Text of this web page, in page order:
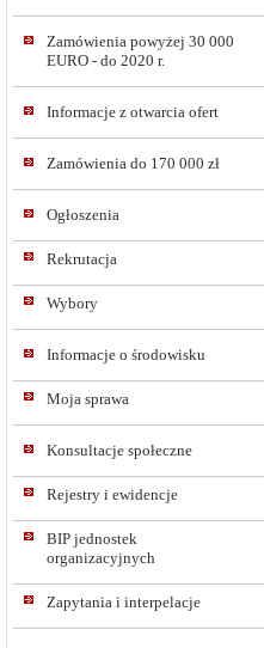
Zamówienia powyżej 30 000
EURO - do 2020 r.
Informacje z otwarcia ofert
Zamówienia do 170 000 zł
Ogłoszenia
Rekrutacja
Wybory
Informacje o środowisku
Moja sprawa
Konsultacje społeczne
Rejestry i ewidencje
BIP jednostek
organizacyjnych
Zapytania i interpelacje